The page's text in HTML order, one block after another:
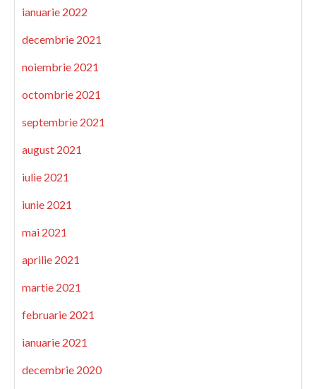
ianuarie 2022
decembrie 2021
noiembrie 2021
octombrie 2021
septembrie 2021
august 2021
iulie 2021
iunie 2021
mai 2021
aprilie 2021
martie 2021
februarie 2021
ianuarie 2021
decembrie 2020